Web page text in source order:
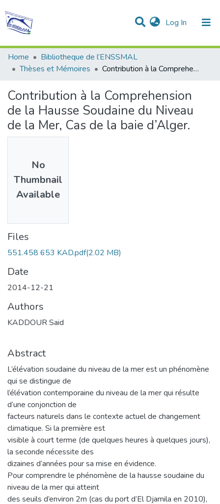
Log In (current)
Communities & Collections
Statistics
All of DSpace
Home
Bibliotheque de l’ENSSMAL
Thèses et Mémoires
Contribution à la Comprehension de la Hausse Soudaine du Niveau de la Mer, Cas de la baie d’Alger.
Contribution à la Comprehension
de la Hausse Soudaine du Niveau
de la Mer, Cas de la baie d’Alger.
No
Thumbnail
Available
Files
551.458 653 KAD.pdf(2.02 MB)
Date
2014-12-21
Authors
KADDOUR Said
Abstract
L’élévation soudaine du niveau de la mer est un phénomène
qui se distingue de
l’élévation contemporaine du niveau de la mer qui résulte
d’une conjonction de
facteurs naturels dans le contexte actuel de changement
climatique. Si la première est
visible à court terme (de quelques heures à quelques jours),
la seconde nécessite des
dizaines d’années pour sa mise en évidence.
Pour comprendre le phénomène de la hausse soudaine du
niveau de la mer qui atteint
des seuils d’environ 2m (cas du port d’El Djamila en 2010),